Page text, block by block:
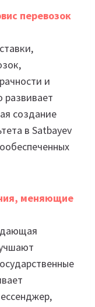
перевозок
и
развивает
создание
в Satbayev
меняющие